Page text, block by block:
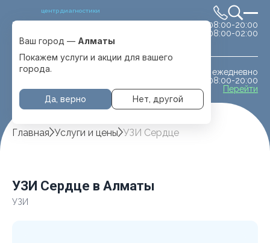
центр диагностики
Выбрать город
с. Отеген батыра
сб-вс 08:00-20:00
08:00-02:00
ежедневно
08:00-20:00
Перейти
Ваш город — Алматы
Покажем услуги и акции для вашего
города.
Да, верно Нет, другой
Главная Услуги и цены УЗИ Сердце
УЗИ Сердце в Алматы
УЗИ